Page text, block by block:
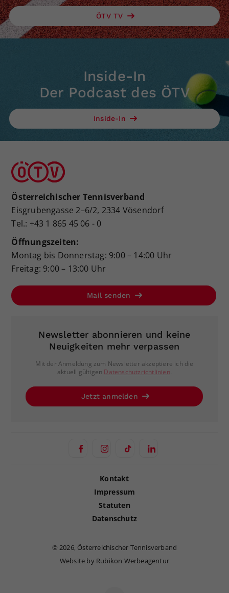
ÖTV TV
Inside-In
Der Podcast des ÖTV
Inside-In
Österreichischer Tennisverband
Eisgrubengasse 2–6/2, 2334 Vösendorf
Tel.: +43 1 865 45 06 - 0
Öffnungszeiten:
Montag bis Donnerstag: 9:00 – 14:00 Uhr
Freitag: 9:00 – 13:00 Uhr
Mail senden
Newsletter abonnieren und keine
Neuigkeiten mehr verpassen
Mit der Anmeldung zum Newsletter akzeptiere ich die
aktuell gültigen Datenschutzrichtlinien.
Jetzt anmelden
Kontakt
Impressum
Statuten
Datenschutz
©2026, Österreichischer Tennisverband
Website by Rubikon Werbeagentur